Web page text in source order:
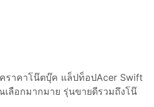
ราคาโน๊ตบุ๊ค แล็ปท็อปAcer Swift
เลือกมากมาย รุ่นขายดีรวมถึงโน๊